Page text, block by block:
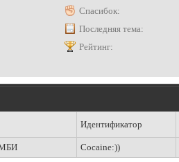
Спасибок:
Последняя тема:
Рейтинг:
Идентификатор
Cocaine:))